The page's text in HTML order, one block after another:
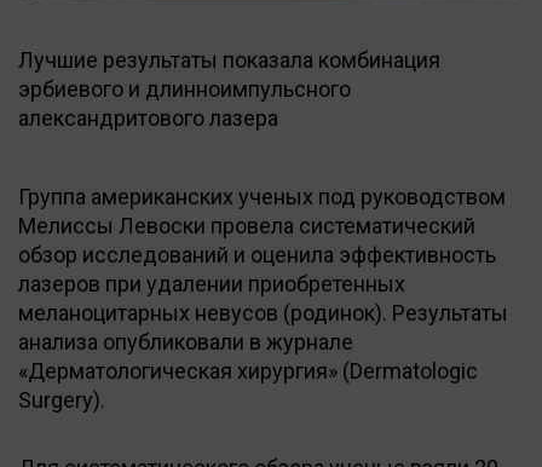
Лучшие результаты показала комбинация
эрбиевого и длинноимпульсного
александритового лазера
Группа американских ученых под руководством
Мелиссы Левоски провела систематический
обзор исследований и оценила эффективность
лазеров при удалении приобретенных
меланоцитарных невусов (родинок). Результаты
анализа опубликовали в журнале
«Дерматологическая хирургия» (Dermatologic
Surgery).